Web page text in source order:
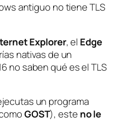
antiguo no tiene TLS
Explorer, el Edge
nativas de un
no saben qué es el TLS
un programa
GOST), este no le